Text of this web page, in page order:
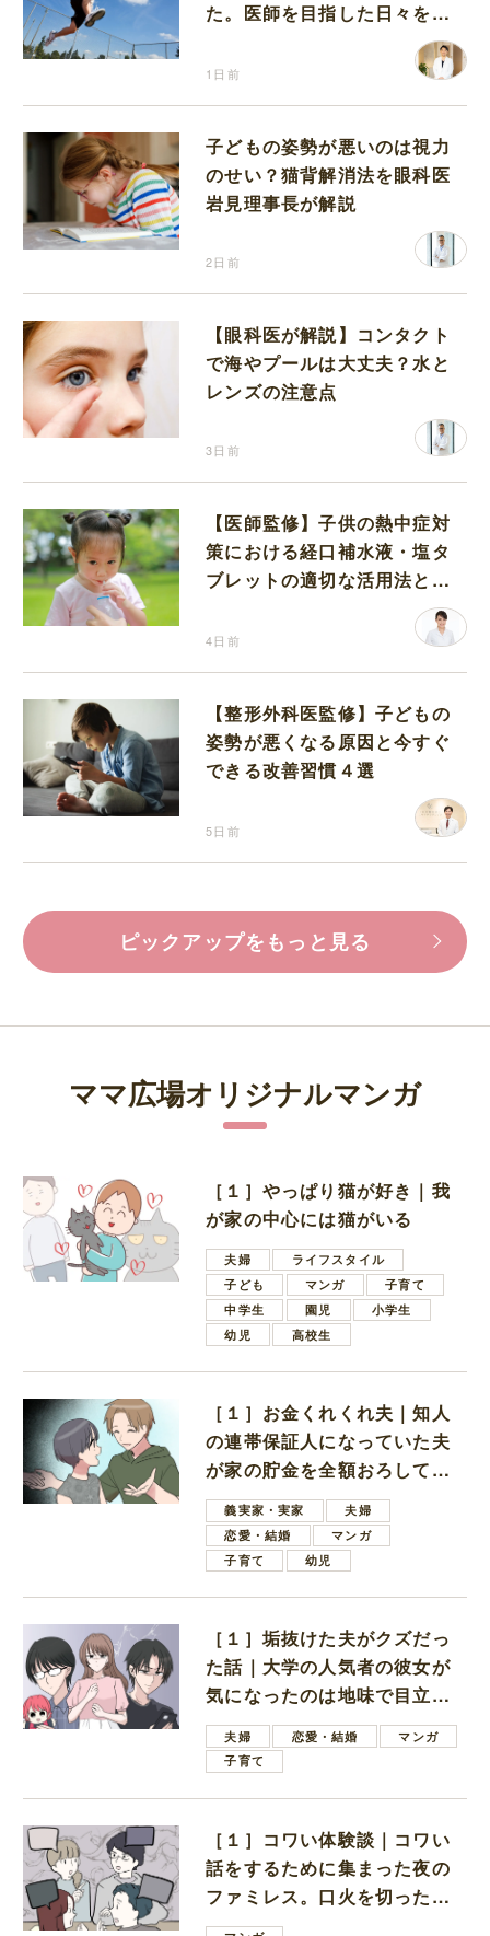
た。医師を目指した日々を振
1日前
子どもの姿勢が悪いのは視力
のせい？猫背解消法を眼科医
岩見理事長が解説
2日前
【眼科医が解説】コンタクト
で海やプールは大丈夫？水と
レンズの注意点
3日前
【医師監修】子供の熱中症対
策における経口補水液・塩タ
ブレットの適切な活用法と水
4日前
【整形外科医監修】子どもの
姿勢が悪くなる原因と今すぐ
できる改善習慣４選
5日前
ピックアップをもっと見る
ママ広場オリジナルマンガ
［１］やっぱり猫が好き｜我
が家の中心には猫がいる
夫婦
ライフスタイル
子ども
マンガ
子育て
中学生
園児
小学生
幼児
高校生
［１］お金くれくれ夫｜知人
の連帯保証人になっていた夫
が家の貯金を全額おろしてほ
しいと言ってきた
義実家・実家
夫婦
恋愛・結婚
マンガ
子育て
幼児
［１］垢抜けた夫がクズだっ
た話｜大学の人気者の彼女が
気になったのは地味で目立た
ない男子学生
夫婦 恋愛・結婚
マンガ
子育て
［１］コワい体験談｜コワい
話をするために集まった夜の
ファミレス。口火を切ったの
は電車好きの男の子ママ